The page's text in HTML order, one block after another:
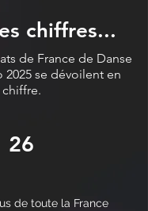
chiffres...
de France de Danse
2025 se dévoilent en
chiffre.
26
de toute la France